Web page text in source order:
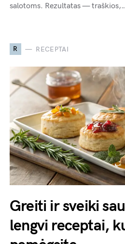
salotoms. Rezultatas —
R RECEPTAI
Greiti ir sveiki
lengvi receptai,